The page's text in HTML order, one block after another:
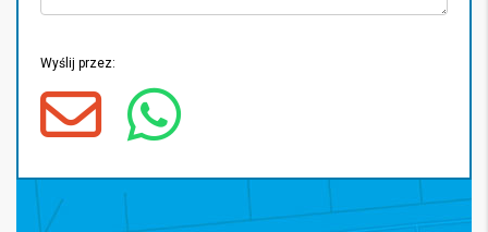
Wyślij przez: